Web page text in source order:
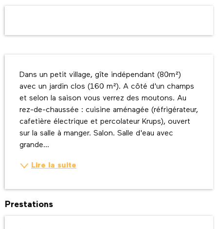
Dans un petit village, gîte indépendant (80m²)
avec un jardin clos (160 m²). A côté d'un champs
et selon la saison vous verrez des moutons. Au
rez-de-chaussée : cuisine aménagée (réfrigérateur,
cafetière électrique et percolateur Krups), ouvert
sur la salle à manger. Salon. Salle d'eau avec
grande...
Lire la suite
Prestations